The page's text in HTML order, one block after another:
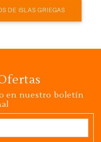
DE ISLAS GRIEGAS
en nuestro boletín